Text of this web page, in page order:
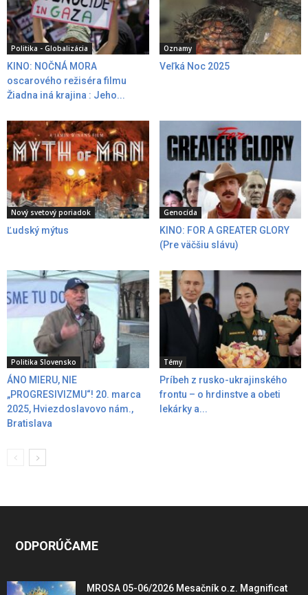
Politika - Globalizácia
KINO: NOČNÁ MORA
oscarového režiséra filmu
Žiadna iná krajina : Jeho...
Oznamy
Veľká Noc 2025
Nový svetový poriadok
Ľudský mýtus
Genocída
KINO: FOR A GREATER GLORY
(Pre väčšiu slávu)
Politika Slovensko
ÁNO MIERU, NIE
„PROGRESIVIZMU“! 20. marca
2025, Hviezdoslavovo nám.,
Bratislava
Témy
Príbeh z rusko-ukrajinského
frontu – o hrdinstve a obeti
lekárky a...
ODPORÚČAME
MROSA 05-06/2026 Mesačník o.z. Magnificat